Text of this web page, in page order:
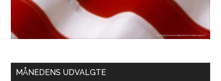
MÅNEDENS UDVALGTE